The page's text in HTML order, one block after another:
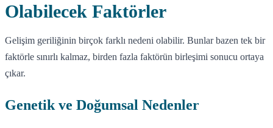
Olabilecek Faktörler
Gelişim geriliğinin birçok farklı nedeni olabilir. Bunlar bazen tek bir
faktörle sınırlı kalmaz, birden fazla faktörün birleşimi sonucu ortaya
çıkar.
Genetik ve Doğumsal Nedenler